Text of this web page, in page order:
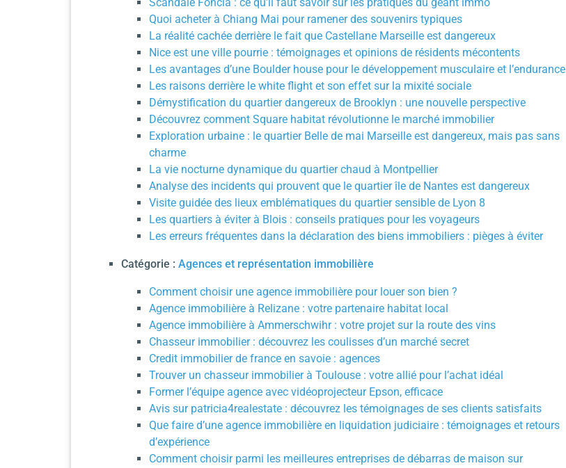
Quoi acheter à Chiang Mai pour ramener des souvenirs typiques
La réalité cachée derrière le fait que Castellane Marseille est dangereux
Nice est une ville pourrie : témoignages et opinions de résidents mécontents
Les avantages d’une Boulder house pour le développement musculaire et l’endurance
Les raisons derrière le white flight et son effet sur la mixité sociale
Démystification du quartier dangereux de Brooklyn : une nouvelle perspective
Découvrez comment Square habitat révolutionne le marché immobilier
Exploration urbaine : le quartier Belle de mai Marseille est dangereux, mais pas sans
charme
La vie nocturne dynamique du quartier chaud à Montpellier
Analyse des incidents qui prouvent que le quartier île de Nantes est dangereux
Visite guidée des lieux emblématiques du quartier sensible de Lyon 8
Les quartiers à éviter à Blois : conseils pratiques pour les voyageurs
Les erreurs fréquentes dans la déclaration des biens immobiliers : pièges à éviter
Catégorie : Agences et représentation immobilière
Comment choisir une agence immobilière pour louer son bien ?
Agence immobilière à Relizane : votre partenaire habitat local
Agence immobilière à Ammerschwihr : votre projet sur la route des vins
Chasseur immobilier : découvrez les coulisses d’un marché secret
Credit immobilier de france en savoie : agences
Trouver un chasseur immobilier à Toulouse : votre allié pour l’achat idéal
Former l’équipe agence avec vidéoprojecteur Epson, efficace
Avis sur patricia4realestate : découvrez les témoignages de ses clients satisfaits
Que faire d’une agence immobilière en liquidation judiciaire : témoignages et retours
d’expérience
Comment choisir parmi les meilleures entreprises de débarras de maison sur